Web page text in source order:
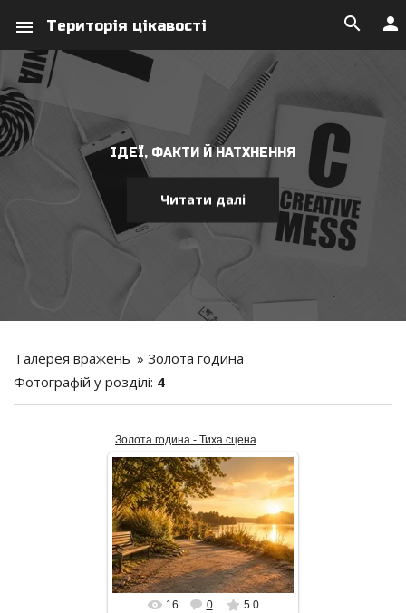
menu Територія цікавості person
search
ІДЕЇ, ФАКТИ Й НАТХНЕННЯ
Читати далі
Галерея вражень » Золота година
Фотографій у розділі: 4
Золота година - Тиха сцена
06.07.2026
«Тиха сцена» — це мить золотої
години, коли світ ніби стишує
кроки. Тепле сонце торкається
води, дерева кидають м’які...
alex_Is
16 0 5.0